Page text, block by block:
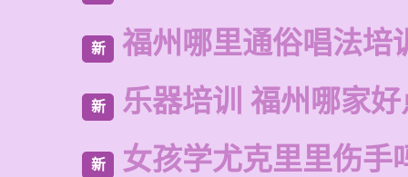
新 福州哪里通俗唱法培
新 乐器培训 福州哪家好
新 女孩学尤克里里伤手